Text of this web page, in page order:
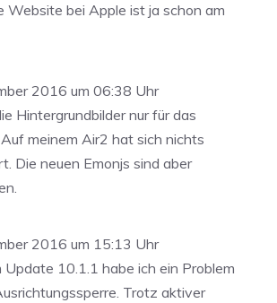
Website bei Apple ist ja schon am
2016 um 06:38 Uhr
Hintergrundbilder nur für das
meinem Air2 hat sich nichts
Die neuen Emonjs sind aber
2016 um 15:13 Uhr
Update 10.1.1 habe ich ein Problem
Trotz aktiver